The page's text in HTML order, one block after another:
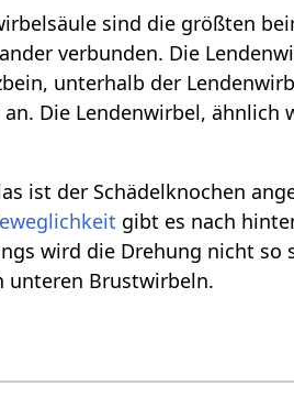
sind die größten
verbunden. Die
unterhalb der
Die Lendenwirbel, ähnlich
ist der Schädelknochen
gibt es nach
wird die Drehung nicht so
unteren Brustwirbeln.